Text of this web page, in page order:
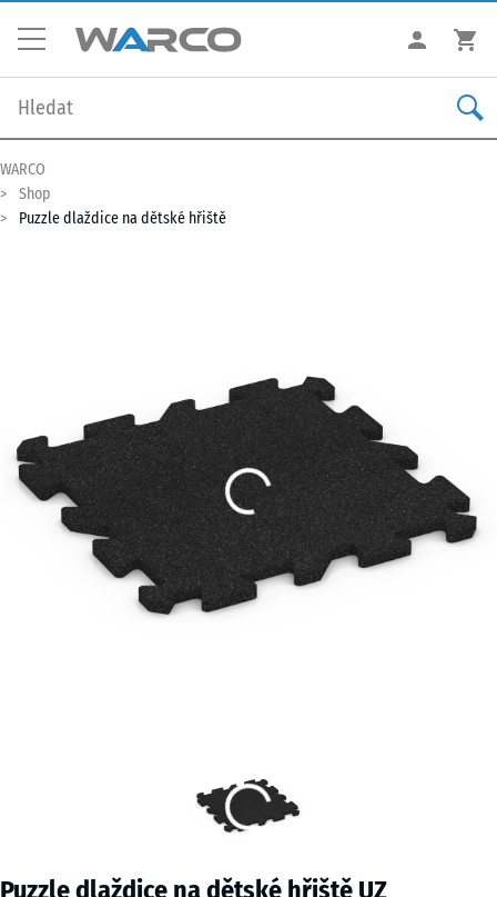
WARCO
Shop
Puzzle dlaždice na dětské hřiště
Puzzle dlaždice na dětské hřiště UZ